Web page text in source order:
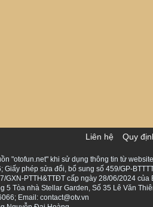
Liên hệ Quy
"otofun.net" khi sử dụng thông tin từ
phép sửa đổi, bổ sung số 459/GP-
PTTH&TTĐT cấp ngày 28/06/2024 của
Tòa nhà Stellar Garden, Số 35 Lê Văn
Email: contact@otv.vn